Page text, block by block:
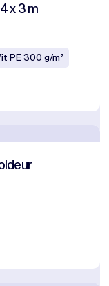
x 3 m
PE 300 g/m²